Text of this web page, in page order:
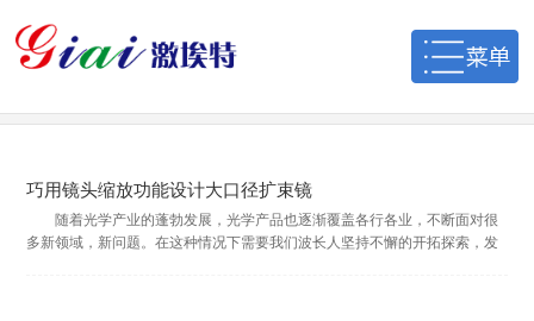
巧用镜头缩放功能设计大口径扩束镜
随着光学产业的蓬勃发展，光学产品也逐渐覆盖各行各业，不断面对很
多新领域，新问题。在这种情况下需要我们波长人坚持不懈的开拓探索，发